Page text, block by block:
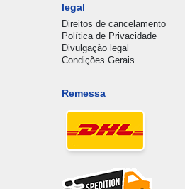
legal
Direitos de cancelamento
Política de Privacidade
Divulgação legal
Condições Gerais
Remessa